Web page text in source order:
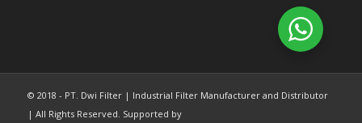
© 2018 - PT. Dwi Filter | Industrial Filter Manufacturer and Distributor
| All Rights Reserved. Supported by